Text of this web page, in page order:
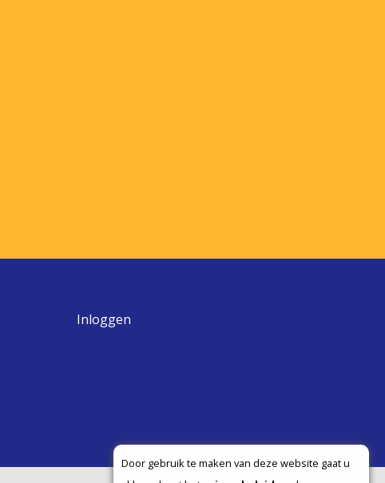
Door gebruik te maken van deze website gaat u
Inloggen